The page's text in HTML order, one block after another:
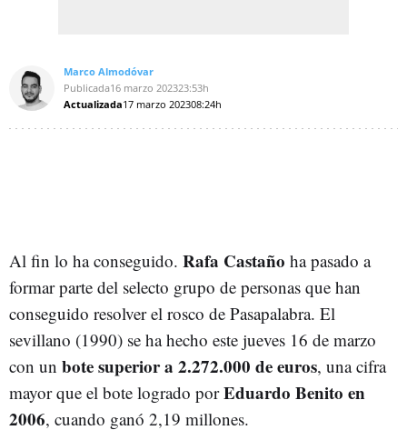
Marco Almodóvar
Publicada16 marzo 202323:53h
Actualizada17 marzo 202308:24h
Al fin lo ha conseguido. Rafa Castaño ha pasado a
formar parte del selecto grupo de personas que han
conseguido resolver el rosco de Pasapalabra. El
sevillano (1990) se ha hecho este jueves 16 de marzo
con un bote superior a 2.272.000 de euros, una cifra
mayor que el bote logrado porEduardo Benito en
2006, cuando ganó 2,19 millones.